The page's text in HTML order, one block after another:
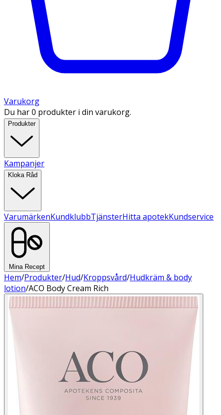
Varukorg
Du har 0 produkter i din varukorg.
Produkter
Kampanjer
Kloka Råd
VarumärkenKundklubbTjänsterHitta apotekKundservice
Mina Recept
Hem/Produkter/Hud/Kroppsvård/Hudkräm & body
lotion/ACO Body Cream Rich